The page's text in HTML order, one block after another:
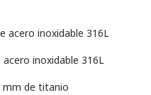
acero inoxidable 316L
inoxidable 316L
mm de titanio